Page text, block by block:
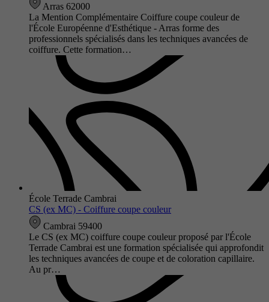
Arras 62000
La Mention Complémentaire Coiffure coupe couleur de
l'École Européenne d'Esthétique - Arras forme des
professionnels spécialisés dans les techniques avancées de
coiffure. Cette formation…
École Terrade Cambrai
CS (ex MC) - Coiffure coupe couleur
Cambrai 59400
Le CS (ex MC) coiffure coupe couleur proposé par l'École
Terrade Cambrai est une formation spécialisée qui approfondit
les techniques avancées de coupe et de coloration capillaire.
Au pr…